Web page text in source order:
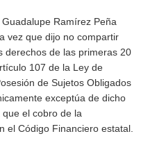
Ramírez Peña
vez que dijo no compartir
derechos de las primeras 20
107 de la Ley de
de Sujetos Obligados
exceptúa de dicho
el cobro de la
el Código Financiero estatal.